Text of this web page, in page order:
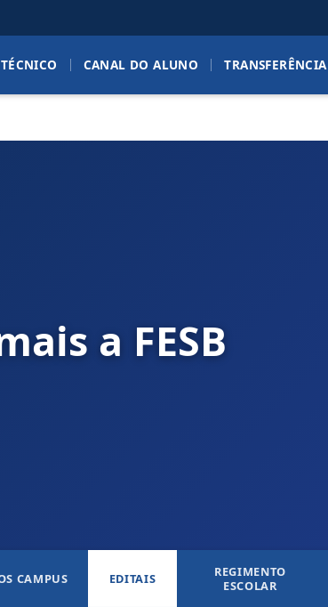
TÉCNICO CANAL DO ALUNO TRANSFERÊNCIA
a FESB
CAMPUS EDITAIS
REGIMENTO
ESCOLAR